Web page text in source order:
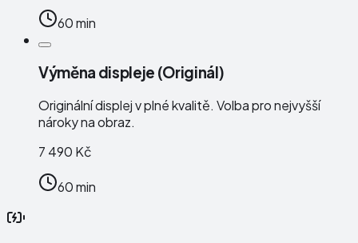
60 min
Výměna displeje (Originál)
Originální displej v plné kvalitě. Volba pro nejvyšší
nároky na obraz.
7 490 Kč
60 min